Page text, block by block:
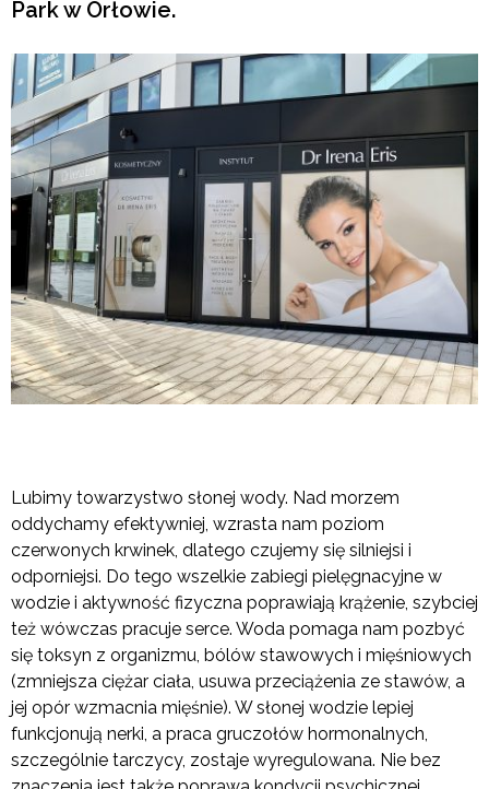
Park w Orłowie.
Lubimy towarzystwo słonej wody. Nad morzem
oddychamy efektywniej, wzrasta nam poziom
czerwonych krwinek, dlatego czujemy się silniejsi i
odporniejsi. Do tego wszelkie zabiegi pielęgnacyjne w
wodzie i aktywność fizyczna poprawiają krążenie, szybciej
też wówczas pracuje serce. Woda pomaga nam pozbyć
się toksyn z organizmu, bólów stawowych i mięśniowych
(zmniejsza ciężar ciała, usuwa przeciążenia ze stawów, a
jej opór wzmacnia mięśnie). W słonej wodzie lepiej
funkcjonują nerki, a praca gruczołów hormonalnych,
szczególnie tarczycy, zostaje wyregulowana. Nie bez